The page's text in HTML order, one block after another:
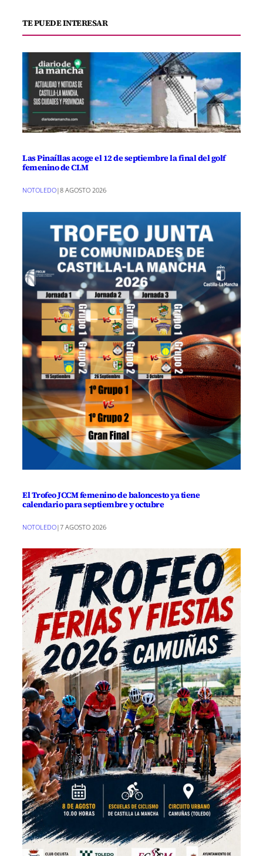
TE PUEDE INTERESAR
Las Pinaíllas acoge el 12 de septiembre la final del golf
femenino de CLM
NOTOLEDO|8 AGOSTO 2026
El Trofeo JCCM femenino de baloncesto ya tiene
calendario para septiembre y octubre
NOTOLEDO|7 AGOSTO 2026